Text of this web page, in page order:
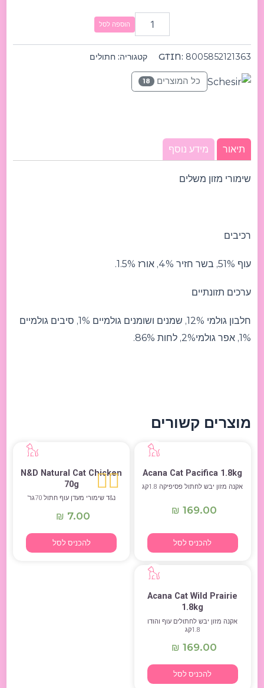
מעוף
וחזיר
בגלי
70
הוספה לסל
GTIN: 8005852121363 קטגוריה: חתולים
כל המוצרים 18
תיאור מידע נוסף
שימורי מזון משלים
רכיבים
עוף 51%, בשר חזיר 4%, אורז 1.5%.
ערכים תזונתיים
חלבון גולמי 12%, שמנים ושומנים גולמיים 1%, סיבים גולמיים
1%, אפר גולמי2%, לחות 86%.
מוצרים קשורים
Acana Cat Pacifica 1.8kg
אקנה מזון יבש לחתול פסיפיקה 1.8קג
₪ 169.00
להכניס לסל
N&D Natural Cat Chicken
70g
נ&ד שימורי מעדן עוף חתול 70גר’
₪ 7.00
להכניס לסל
Acana Cat Wild Prairie
1.8kg
אקנה מזון יבש לחתולים עוף והודו
1.8קג
₪ 169.00
להכניס לסל